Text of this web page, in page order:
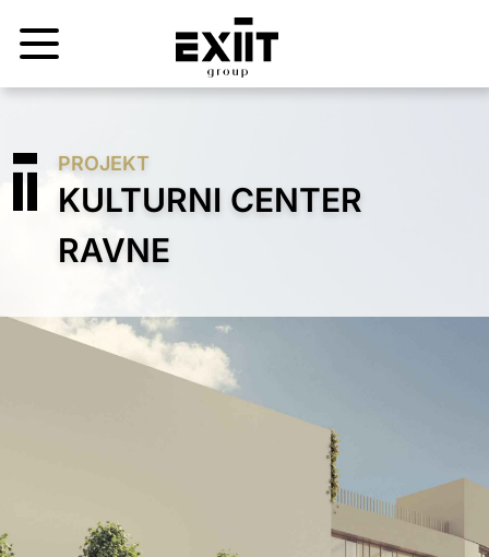
PROJEKT
KULTURNI CENTER
RAVNE